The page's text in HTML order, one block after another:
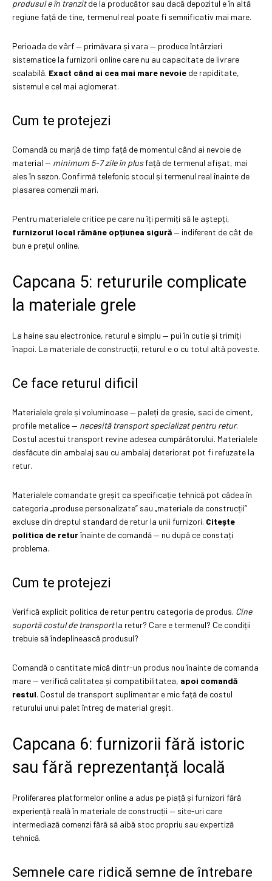
produsul e în tranzitde la producător sau dacă depozitul e în altă
regiune față de tine, termenul real poate fi semnificativ mai mare.
Perioada de vârf — primăvara și vara — produce întârzieri
sistematice la furnizorii online care nu au capacitate de livrare
scalabilă. Exact când ai cea mai mare nevoie de rapiditate,
sistemul e cel mai aglomerat.
Cum te protejezi
Comandă cu marjă de timp față de momentul când ai nevoie de
material — minimum 5-7 zile în plusfață de termenul afișat, mai
ales în sezon. Confirmă telefonic stocul și termenul real înainte de
plasarea comenzii mari.
Pentru materialele critice pe care nu îți permiți să le aștepți,
furnizorul local rămâne opțiunea sigură— indiferent de cât de
bun e prețul online.
Capcana 5: retururile complicate
la materiale grele
La haine sau electronice, returul e simplu — pui în cutie și trimiți
înapoi. La materiale de construcții, returul e o cu totul altă poveste.
Ce face returul dificil
Materialele grele și voluminoase — paleți de gresie, saci de ciment,
profile metalice — necesită transport specializat pentru retur.
Costul acestui transport revine adesea cumpărătorului. Materialele
desfăcute din ambalaj sau cu ambalaj deteriorat pot fi refuzate la
retur.
Materialele comandate greșit ca specificație tehnică pot cădea în
categoria „produse personalizate” sau „materiale de construcții”
excluse din dreptul standard de retur la unii furnizori. Citește
politica de returînainte de comandă — nu după ce constați
problema.
Cum te protejezi
Verifică explicit politica de retur pentru categoria de produs. Cine
suportă costul de transportla retur? Care e termenul? Ce condiții
trebuie să îndeplinească produsul?
Comandă o cantitate mică dintr-un produs nou înainte de comanda
mare — verifică calitatea și compatibilitatea, apoi comandă
restul. Costul de transport suplimentar e mic față de costul
returului unui palet întreg de material greșit.
Capcana 6: furnizorii fără istoric
sau fără reprezentanță locală
Proliferarea platformelor online a adus pe piață și furnizori fără
experiență reală în materiale de construcții — site-uri care
intermediază comenzi fără să aibă stoc propriu sau expertiză
tehnică.
Semnele care ridică semne de întrebare